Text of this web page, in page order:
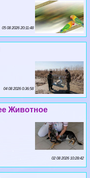
05 08 2026 20:11:48
04 08 2026 0:36:58
Животное
02 08 2026 10:28:42